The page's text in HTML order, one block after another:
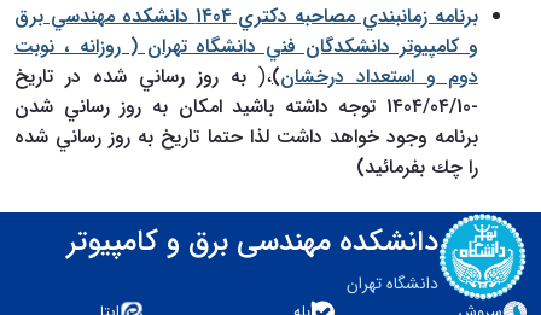
برنامه زمانبندي مصاحبه دكتري 1٤0٤ دانشكده مهندسي برق
و كامپيوتر دانشكدگان فني دانشگاه تهران ( روزانه ، نوبت
دوم و استعداد درخشان)،( به روز رساني شده در تاريخ
-1٤0٤/0٤/10 توجه داشته باشيد امكان به روز رساني شدن
برنامه وجود خواهد داشت لذا حتما تاريخ به روز رساني شده
را چك بفرمائيد)
دانشکده مهندسی برق و کامپیوتر
دانشگاه تهران